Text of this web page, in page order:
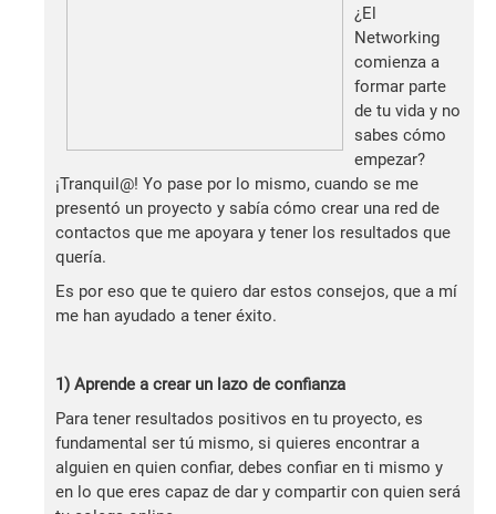
¿El
Networking
comienza a
formar parte
de tu vida y no
sabes cómo
empezar?
¡Tranquil@! Yo pase por lo mismo, cuando se me
presentó un proyecto y sabía cómo crear una red de
contactos que me apoyara y tener los resultados que
quería.
Es por eso que te quiero dar estos consejos, que a mí
me han ayudado a tener éxito.
1) Aprende a crear un lazo de confianza
Para tener resultados positivos en tu proyecto, es
fundamental ser tú mismo, si quieres encontrar a
alguien en quien confiar, debes confiar en ti mismo y
en lo que eres capaz de dar y compartir con quien será